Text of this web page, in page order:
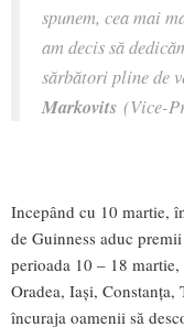
spunem, cea mai
am decis să
sărbători pline de
Markovits (Vice-
Incepând cu 10 martie,
de Guinness aduc
perioada 10 – 18
Oradea, Iaşi,
încuraja oamenii să